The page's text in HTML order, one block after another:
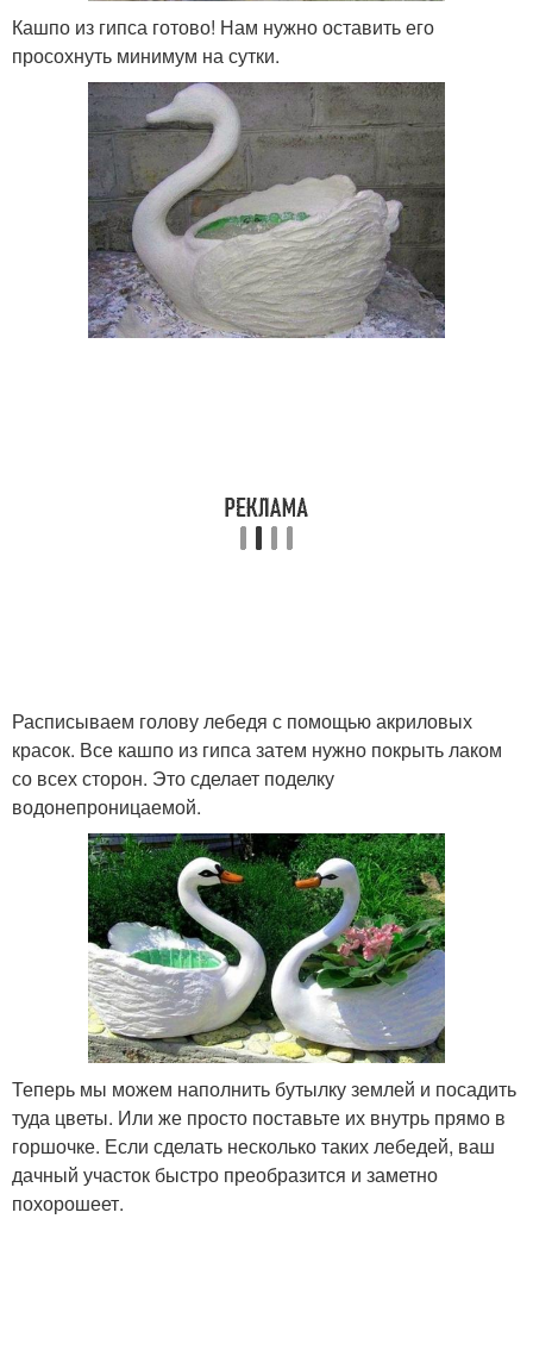
Кашпо из гипса готово! Нам нужно оставить его
просохнуть минимум на сутки.
Расписываем голову лебедя с помощью акриловых
красок. Все кашпо из гипса затем нужно покрыть лаком
со всех сторон. Это сделает поделку
водонепроницаемой.
Теперь мы можем наполнить бутылку землей и посадить
туда цветы. Или же просто поставьте их внутрь прямо в
горшочке. Если сделать несколько таких лебедей, ваш
дачный участок быстро преобразится и заметно
похорошеет.